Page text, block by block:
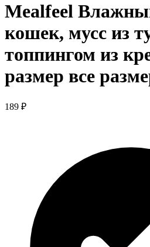
Mealfeel
кошек, мусс из
топпингом из
размер все
189 ₽